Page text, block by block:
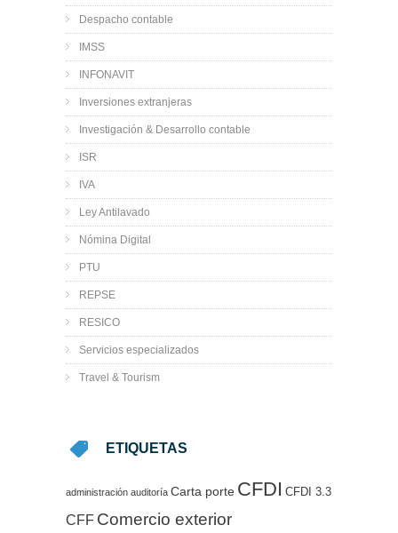
Despacho contable
IMSS
INFONAVIT
Inversiones extranjeras
Investigación & Desarrollo contable
ISR
IVA
Ley Antilavado
Nómina Digital
PTU
REPSE
RESICO
Servicios especializados
Travel & Tourism
ETIQUETAS
administración auditoría Carta porte CFDI CFDI 3.3
CFF Comercio exterior